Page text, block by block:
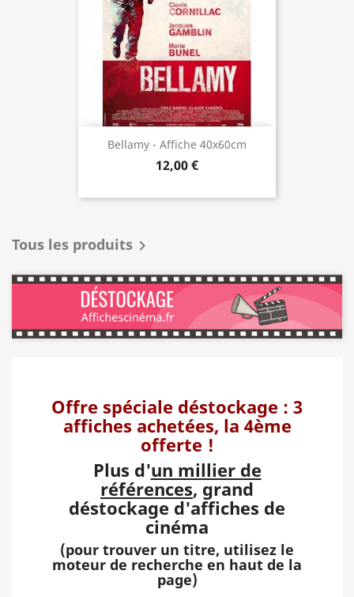
Bellamy - Affiche 40x60cm
12,00 €
Tous les produits 
Offre spéciale déstockage : 3
affiches achetées, la 4ème
offerte !
Plus d'un millier de
références, grand
déstockage d'affiches de
cinéma
(pour trouver un titre, utilisez le
moteur de recherche en haut de la
page)